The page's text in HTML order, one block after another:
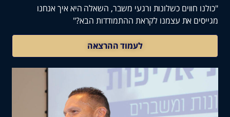
חווים כשלונות ורגעי משבר, השאלה היא איך אנחנו
את עצמנו לקראת ההתמודדות הבא?"
לעמוד ההרצאה